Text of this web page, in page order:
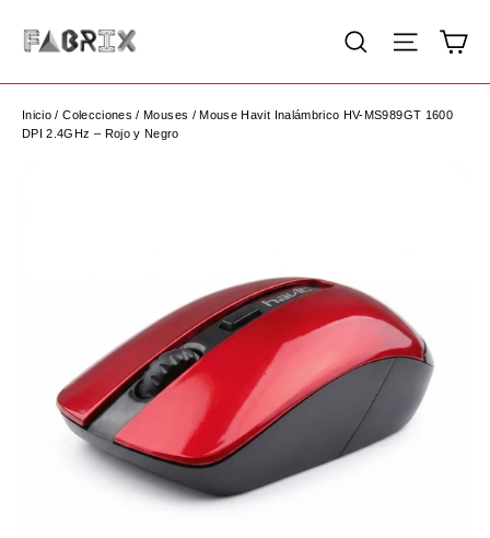
directamente
contenido
Buscar
Inicio / Colecciones / Mouses /Mouse Havit Inalámbrico HV-MS989GT 1600
DPI 2.4GHz – Rojo y Negro